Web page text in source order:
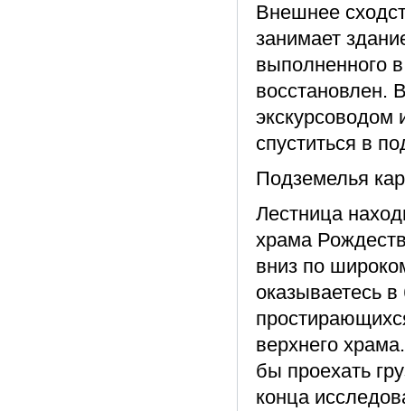
Внешнее
занимает
выполненного
восстановлен.
экскурсоводом
спуститься в
Подземелья
Лестница
храма
вниз по
оказываетесь
верхнего
бы проехать
конца